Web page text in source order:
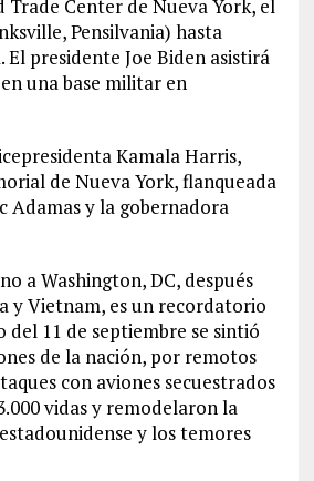
Trade Center de Nueva York, el
Pensilvania) hasta
El presidente Joe Biden asistirá
una base militar en
Kamala Harris,
de Nueva York, flanqueada
Adamas y la gobernadora
a Washington, DC, después
y Vietnam, es un recordatorio
del 11 de septiembre se sintió
de la nación, por remotos
con aviones secuestrados
vidas y remodelaron la
y los temores